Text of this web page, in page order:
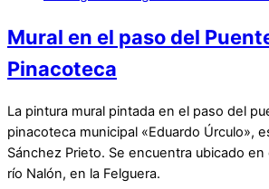
Mural en el paso del
Pinacoteca
La pintura mural pintada en el paso del
pinacoteca municipal «Eduardo Úrculo»,
Sánchez Prieto. Se encuentra ubicado
río Nalón, en la Felguera.